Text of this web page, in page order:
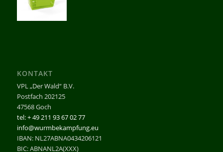
KONTAKT
VPL „Der Wald“ B.V.
Postfach 202125
47568 Goch
tel: + 49 211 93 67 02 77
info@wurmbekampfung.eu
IBAN: NL27ABNA0434206121
BIC: ABNANL2A(XXX)